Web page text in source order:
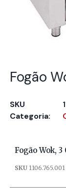
Fogão
SKU
Categoria:
Fogão Wok,
SKU 1106.765.001